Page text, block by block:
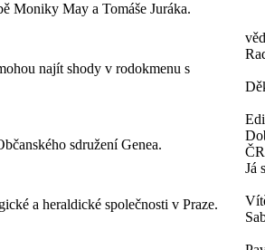
Moniky May a Tomáše Juráka.
najít shody v rodokmenu s
sdružení Genea.
a heraldické společnosti v Praze.
Já